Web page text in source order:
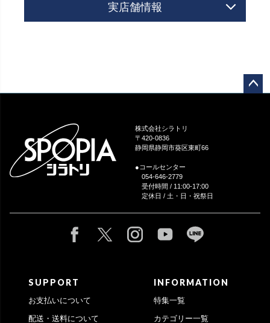
実店舗情報
株式会社シラトリ
〒420-0836
静岡県静岡市葵区東町66
●コールセンター
054-646-2779
受付時間 / 11:00-17:00
定休日 / 土・日・祝祭日
SUPPORT
お支払いについて
配送・送料について
INFORMATION
特集一覧
カテゴリー一覧